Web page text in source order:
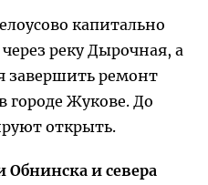
капитально
реку Дырочная, а
завершить ремонт
городе Жукове. До
открыть.
и севера